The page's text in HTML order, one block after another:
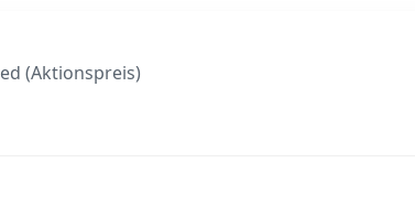
(Aktionspreis)